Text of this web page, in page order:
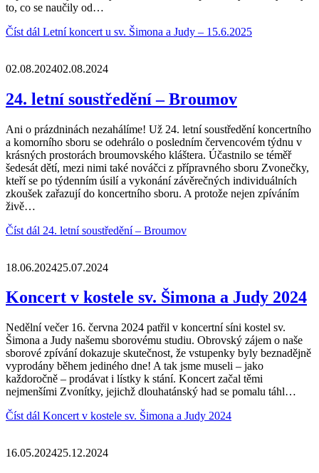
to, co se naučily od…
Číst dál Letní koncert u sv. Šimona a Judy – 15.6.2025
02.08.202402.08.2024
24. letní soustředění – Broumov
Ani o prázdninách nezahálíme! Už 24. letní soustředění koncertního
a komorního sboru se odehrálo o posledním červencovém týdnu v
krásných prostorách broumovského kláštera. Účastnilo se téměř
šedesát dětí, mezi nimi také nováčci z přípravného sboru Zvonečky,
kteří se po týdenním úsilí a vykonání závěrečných individuálních
zkoušek zařazují do koncertního sboru. A protože nejen zpíváním
živě…
Číst dál 24. letní soustředění – Broumov
18.06.202425.07.2024
Koncert v kostele sv. Šimona a Judy 2024
Nedělní večer 16. června 2024 patřil v koncertní síni kostel sv.
Šimona a Judy našemu sborovému studiu. Obrovský zájem o naše
sborové zpívání dokazuje skutečnost, že vstupenky byly beznadějně
vyprodány během jediného dne! A tak jsme museli – jako
každoročně – prodávat i lístky k stání. Koncert začal těmi
nejmenšími Zvonítky, jejichž dlouhatánský had se pomalu táhl…
Číst dál Koncert v kostele sv. Šimona a Judy 2024
16.05.202425.12.2024